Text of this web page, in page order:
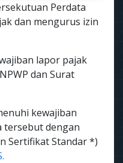
Perdata
dan mengurus izin
lapor pajak
dan Surat
kewajiban
tersebut dengan
Sertifikat Standar *)